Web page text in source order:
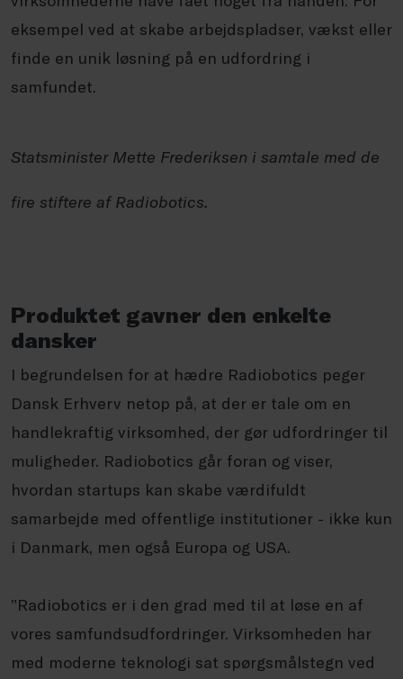
eksempel ved at skabe arbejdspladser, vækst eller
finde en unik løsning på en udfordring i
samfundet.
Statsminister Mette Frederiksen i samtale med de
fire stiftere af Radiobotics.
Produktet gavner den enkelte
dansker
I begrundelsen for at hædre Radiobotics peger
Dansk Erhverv netop på, at der er tale om en
handlekraftig virksomhed, der gør udfordringer til
muligheder. Radiobotics går foran og viser,
hvordan startups kan skabe værdifuldt
samarbejde med offentlige institutioner - ikke kun
i Danmark, men også Europa og USA.
”Radiobotics er i den grad med til at løse en af
vores samfundsudfordringer. Virksomheden har
med moderne teknologi sat spørgsmålstegn ved